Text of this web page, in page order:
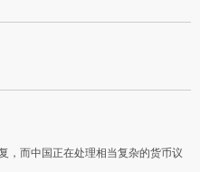
，而中国正在处理相当复杂的货币议